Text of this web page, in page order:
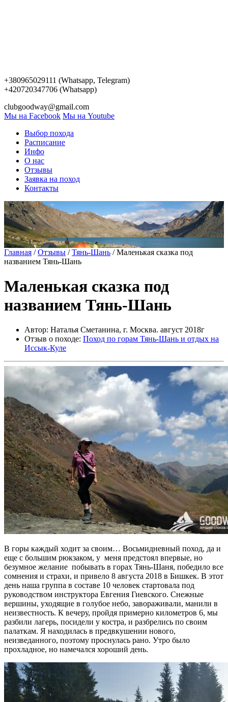
+380965029111 (Whatsapp, Telegram)
+420720347706 (Whatsapp)
clubgoodway@gmail.com
Мы на Facebook Мы на Youtube
Выбор похода
Расписание
Инфо
О нас
Отзывы
Заявка на поход
Контакты
Главная /Отзывы /Тянь-Шань /Маленькая сказка под
названием Тянь-Шань
Маленькая сказка под
названием Тянь-Шань
Автор: Наталья Сметанина, г. Москва. август 2018г
Отзыв о походе: Поход по горам Тянь-Шань и отдых на
Иссык-Куле
В горы каждый ходит за своим… Восьмидневный поход, да и
еще с большим рюкзаком, у меня предстоял впервые, но
безумное желание побывать в горах Тянь-Шаня, победило все
сомнения и страхи, и привело 8 августа 2018 в Бишкек. В этот
день наша группа в составе 10 человек стартовала под
руководством инструктора Евгения Гиевского. Снежные
вершины, уходящие в голубое небо, завораживали, манили в
неизвестность. К вечеру, пройдя примерно километров 6, мы
разбили лагерь, посидели у костра, и разбрелись по своим
палаткам. Я находилась в предвкушении нового,
неизведанного, поэтому проснулась рано. Утро было
прохладное, но намечался хороший день.